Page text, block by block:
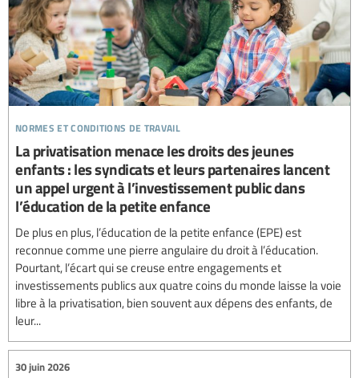
normes et conditions de travail
La privatisation menace les droits des jeunes
enfants : les syndicats et leurs partenaires lancent
un appel urgent à l’investissement public dans
l’éducation de la petite enfance
De plus en plus, l’éducation de la petite enfance (EPE) est
reconnue comme une pierre angulaire du droit à l’éducation.
Pourtant, l’écart qui se creuse entre engagements et
investissements publics aux quatre coins du monde laisse la voie
libre à la privatisation, bien souvent aux dépens des enfants, de
leur...
30 juin 2026